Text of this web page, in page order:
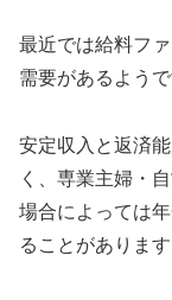
最近では給料フ
需要があるようで
安定収入と返済
く、専業主婦・
場合によっては
ることがあります